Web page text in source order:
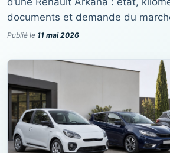
documents et demande du
Publié le 11 mai 2026